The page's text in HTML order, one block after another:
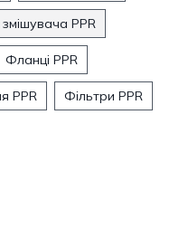
PPR
Фланці PPR
PPR Фільтри PPR